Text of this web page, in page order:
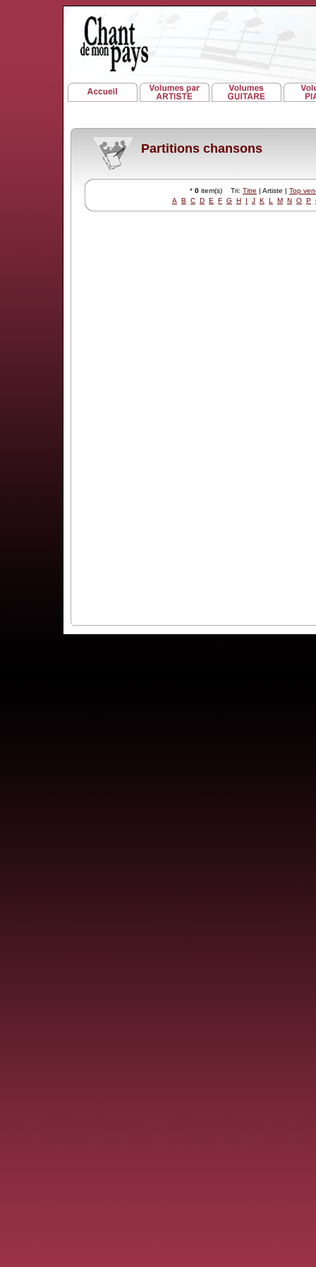
Partitions chansons
* 0 item(s) Tri: Titre | Artiste | Top
A
B C D E F G H I J K L M N O P